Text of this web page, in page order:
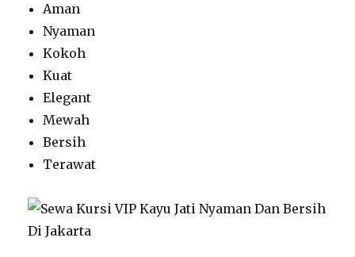
Aman
Nyaman
Kokoh
Kuat
Elegant
Mewah
Bersih
Terawat